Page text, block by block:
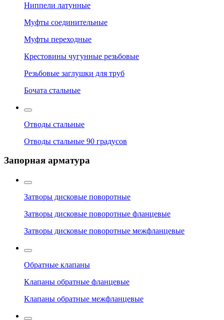
Ниппели латунные
Муфты соединительные
Муфты переходные
Крестовины чугунные резьбовые
Резьбовые заглушки для труб
Бочата стальные
Отводы стальные
Отводы стальные 90 градусов
Запорная арматура
Затворы дисковые поворотные
Затворы дисковые поворотные фланцевые
Затворы дисковые поворотные межфланцевые
Обратные клапаны
Клапаны обратные фланцевые
Клапаны обратные межфланцевые